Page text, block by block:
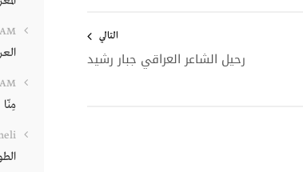
التالي
رحيل الشاعر العراقي جبار رشيد
مِنّا